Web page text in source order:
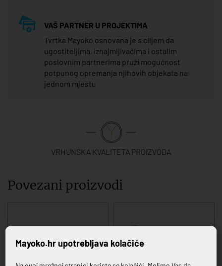
VAŠ PARTNER U PROJEKTIMA
Tvrtka Mayoko osnovana je s ciljem da
ugostiteljima, iznajmljivačima i ostalim
poslovnim partnerima pruži mogućnost
potpunog opremanja njihovih objekata na
jednom mjestu
VRHUNSKA KVALITETA PROIZVODA
Povezani proizvodi
Mayoko.hr upotrebljava kolačiće